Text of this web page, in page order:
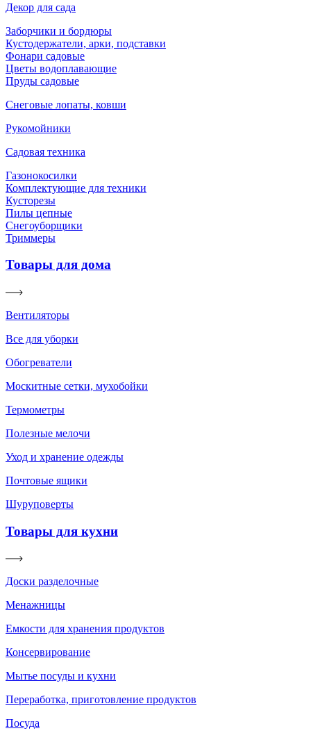
Декор для сада
Заборчики и бордюры
Кустодержатели, арки, подставки
Фонари садовые
Цветы водоплавающие
Пруды садовые
Снеговые лопаты, ковши
Рукомойники
Садовая техника
Газонокосилки
Комплектующие для техники
Кусторезы
Пилы цепные
Снегоуборщики
Триммеры
Товары для дома
Вентиляторы
Все для уборки
Обогреватели
Москитные сетки, мухобойки
Термометры
Полезные мелочи
Уход и хранение одежды
Почтовые ящики
Шуруповерты
Товары для кухни
Доски разделочные
Менажницы
Емкости для хранения продуктов
Консервирование
Мытье посуды и кухни
Переработка, приготовление продуктов
Посуда